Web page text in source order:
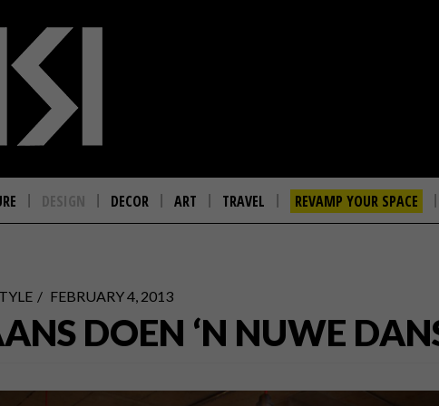
DESIGN DECOR ART TRAVEL REVAMP YOUR SPACE
FEBRUARY 4, 2013
DOEN ‘N NUWE